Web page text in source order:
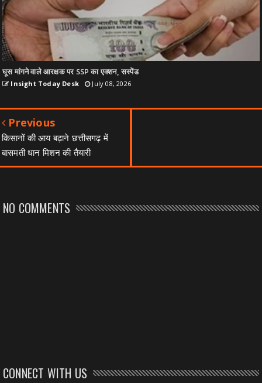
घूस मांगने वाले आरक्षक पर SSP का एक्शन, सस्पेंड
Insight Today Desk July 08, 2026
Previous
किसानों की आय बढ़ाने छत्तीसगढ़ में
बासमती धान मिशन की तैयारी
NO COMMENTS
CONNECT WITH US